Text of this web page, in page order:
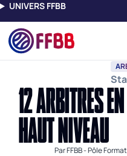
UNIVERS FFBB
Accueil Actualités
12 ARBITRES
HAUT NIVEAU
ParFFBB - Pôle